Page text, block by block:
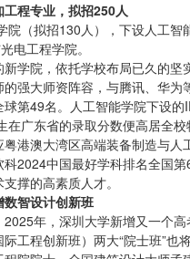
工程专业，拟招250人
（拟招130人），下设人工
电工程学院。
学院，依托学校布局已久的坚
强大师资阵容，与腾讯、华
第49名。人工智能学院下设
广东省的录取分数便高居全
港澳大湾区高端装备制造与
2024中国最好学科排名全国
撑的高素质人才。
数智设计创新班
2025年，深圳大学新增又一
工程创新班）两大“院士班”也